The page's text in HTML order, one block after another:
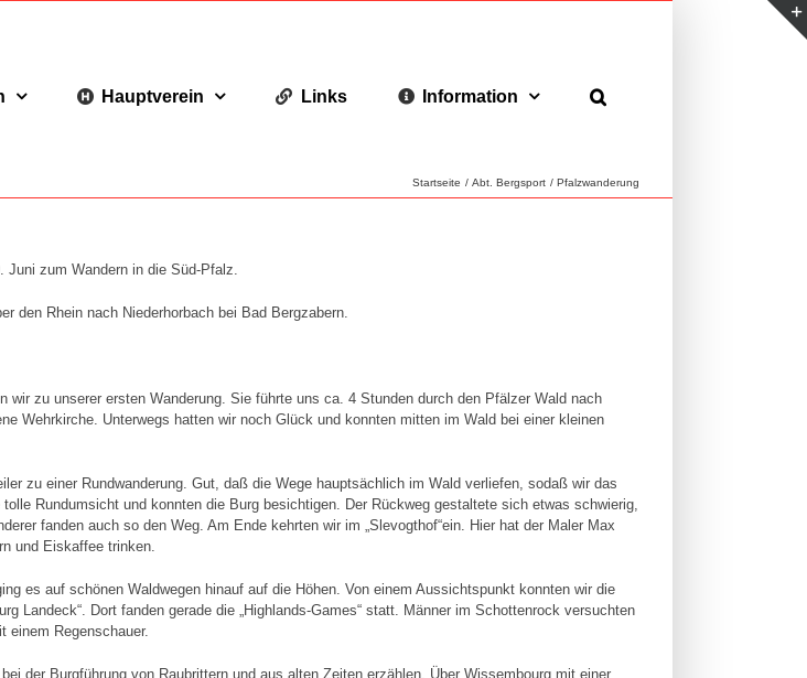
Hauptverein Links Information
Startseite Abt. Bergsport Pfalzwanderung
Juni zum Wandern in die Süd-Pfalz.
den Rhein nach Niederhorbach bei Bad Bergzabern.
zu unserer ersten Wanderung. Sie führte uns ca. 4 Stunden durch den Pfälzer Wald nach
Wehrkirche. Unterwegs hatten wir noch Glück und konnten mitten im Wald bei einer kleinen
zu einer Rundwanderung. Gut, daß die Wege hauptsächlich im Wald verliefen, sodaß wir das
Rundumsicht und konnten die Burg besichtigen. Der Rückweg gestaltete sich etwas schwierig,
fanden auch so den Weg. Am Ende kehrten wir im „Slevogthof“ein. Hier hat der Maler Max
und Eiskaffee trinken.
es auf schönen Waldwegen hinauf auf die Höhen. Von einem Aussichtspunkt konnten wir die
Landeck“. Dort fanden gerade die „Highlands-Games“ statt. Männer im Schottenrock versuchten
einem Regenschauer.
der Burgführung von Raubrittern und aus alten Zeiten erzählen. Über Wissembourg mit einer